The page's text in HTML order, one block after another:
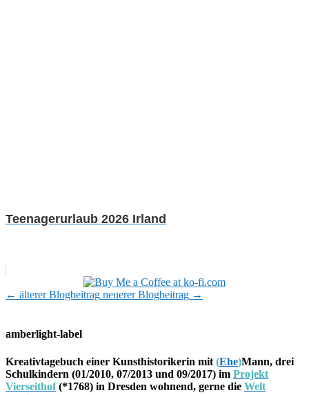
Teenagerurlaub 2026 Irland
← älterer Blogbeitrag neuerer Blogbeitrag →
amberlight-label
Kreativtagebuch einer Kunsthistorikerin mit (Ehe)Mann, drei
Schulkindern (01/2010, 07/2013 und 09/2017) im Projekt
Vierseithof(*1768) in Dresden wohnend, gerne die Welt